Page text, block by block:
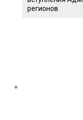
регионов